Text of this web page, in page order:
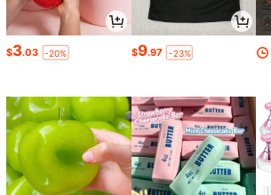
$3.03 -20% $9.97 -23%